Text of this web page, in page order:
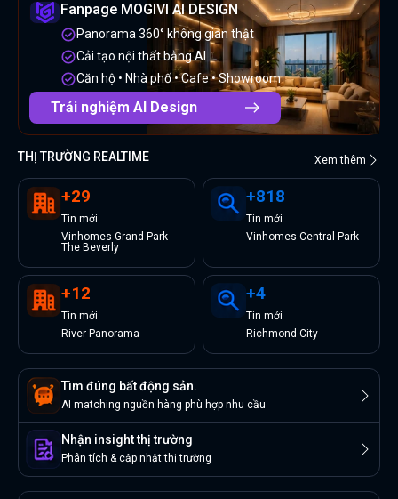
Fanpage MOGIVI AI DESIGN
Panorama 360° không gian thật
Cải tạo nội thất bằng AI
Căn hộ • Nhà phố • Cafe • Showroom
Trải nghiệm AI Design
THỊ TRƯỜNG REALTIME Xem thêm
+29
Tin mới
Vinhomes Grand Park -
The Beverly
+818
Tin mới
Vinhomes Central Park
+12
Tin mới
River Panorama
+4
Tin mới
Richmond City
Tìm đúng bất động sản.
AI matching nguồn hàng phù hợp nhu cầu
Nhận insight thị trường
Phân tích & cập nhật thị trường